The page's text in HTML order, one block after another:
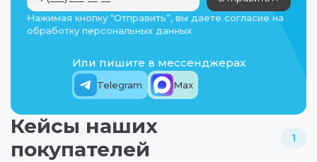
Нажимая кнопку “Отправить”, вы даете согласие на
обработку персональных данных
Или пишите в мессенджерах
Telegram Max
Кейсы наших
покупателей
1